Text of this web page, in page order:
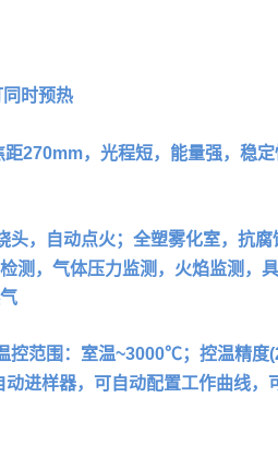
时预热
270mm，光程短，能量强，稳
头，自动点火；全塑雾化室，抗
测，气体压力监测，火焰监测，
控范围：室温~3000℃；控温精
进样器，可自动配置工作曲线，